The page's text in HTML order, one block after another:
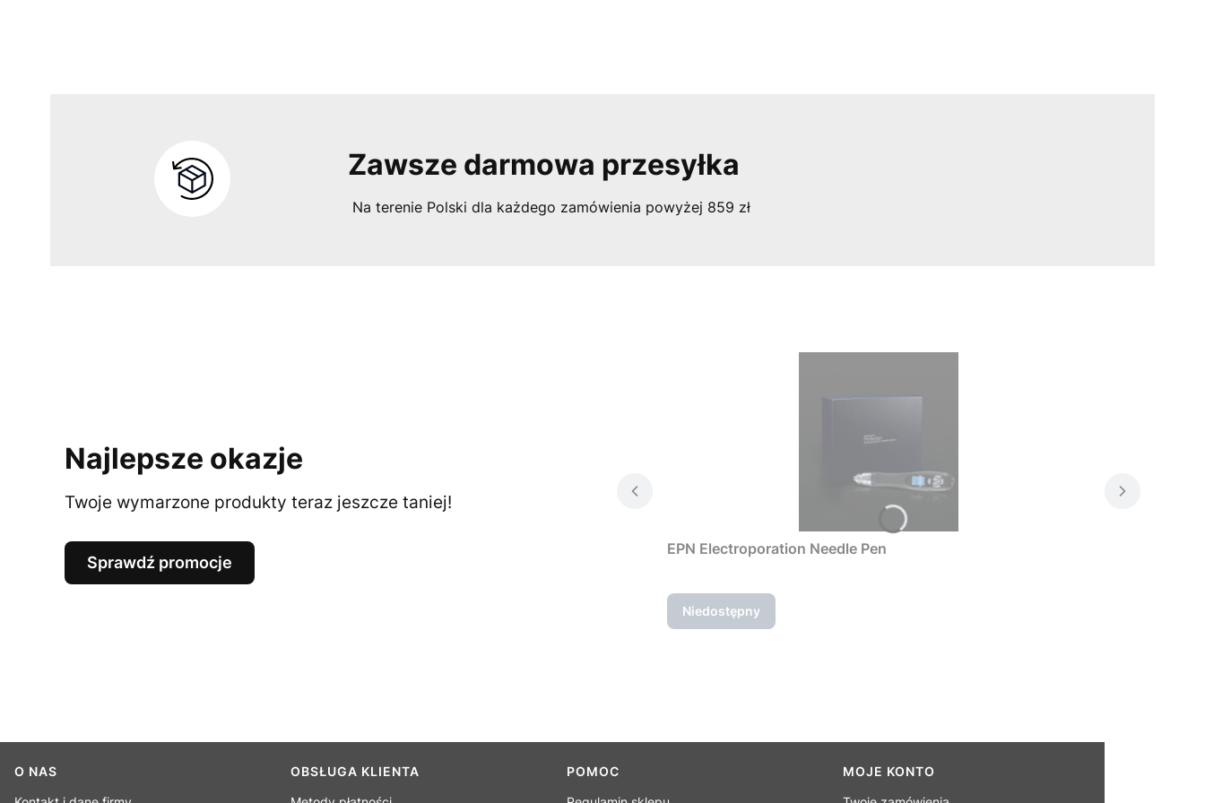
Zawsze darmowa przesyłka
Na terenie Polski dla każdego zamówienia powyżej 859 zł
Najlepsze okazje
Twoje wymarzone produkty teraz jeszcze taniej!
Sprawdź promocje
EPN Electroporation Needle Pen
Niedostępny
Linki w stopce
O NAS
OBSŁUGA KLIENTA
POMOC
MOJE KONTO